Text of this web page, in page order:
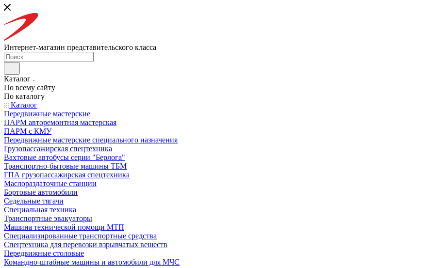
Интернет-магазин представительского класса
Каталог
По всему сайту
По каталогу
Каталог
Передвижные мастерские
ПАРМ авторемонтная мастерская
ПАРМ с КМУ
Передвижные мастерские специального назначения
Грузопассажирская спецтехника
Вахтовые автобусы серии "Берлога"
Транспортно-бытовые машины ТБМ
ГПА грузопассажирская спецтехника
Маслораздаточные станции
Бортовые автомобили
Седельные тягачи
Специальная техника
Транспортные эвакуаторы
Машина технической помощи МТП
Специализированные транспортные средства
Спецтехника для перевозки взрывчатых веществ
Передвижные столовые
Командно-штабные машины и автомобили для МЧС